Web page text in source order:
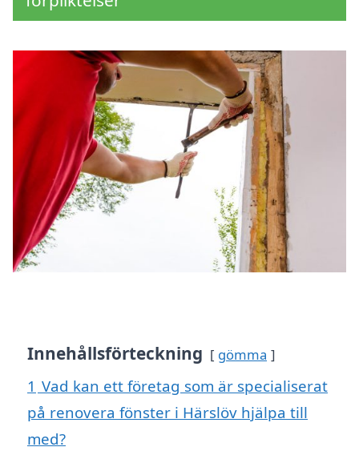
Innehållsförteckning gömma
1 Vad kan ett företag som är specialiserat
på renovera fönster i Härslöv hjälpa till
med?